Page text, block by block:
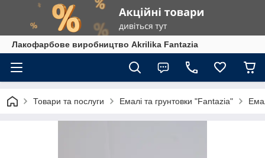
Лакофарбове виробництво Akrilika Fantazia
Товари та послуги Емалі та грунтовки "Fantazia"